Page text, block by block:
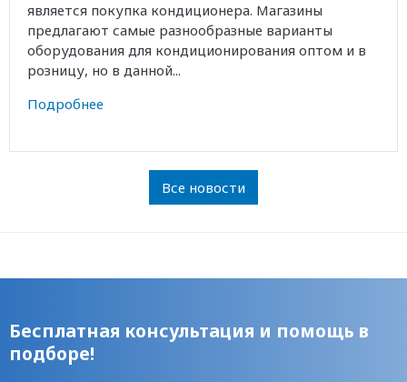
является покупка кондиционера. Магазины
предлагают самые разнообразные варианты
оборудования для кондиционирования оптом и в
розницу, но в данной...
Подробнее
Все новости
Бесплатная консультация и помощь в
подборе!